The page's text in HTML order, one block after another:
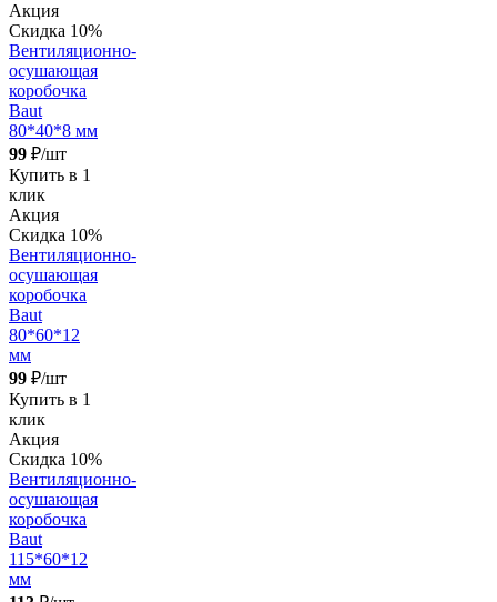
Акция
Скидка 10%
Вентиляционно-
осушающая
коробочка
Baut
80*40*8 мм
99 ₽/шт
Купить в 1
клик
Акция
Скидка 10%
Вентиляционно-
осушающая
коробочка
Baut
80*60*12
мм
99 ₽/шт
Купить в 1
клик
Акция
Скидка 10%
Вентиляционно-
осушающая
коробочка
Baut
115*60*12
мм